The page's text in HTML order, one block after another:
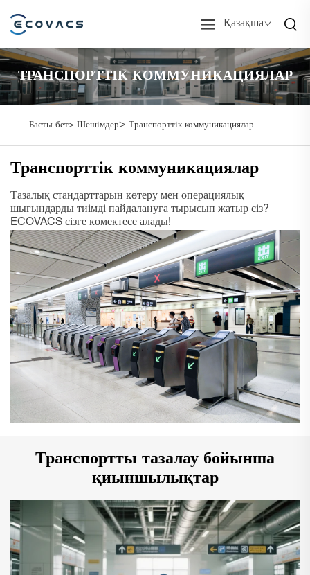
Қазақша
ТРАНСПОРТТІК КОММУНИКАЦИЯЛАР
Басты бет> Шешімдер> Транспорттік коммуникациялар
Транспорттік коммуникациялар
Тазалық стандарттарын көтеру мен операциялық
шығындарды тиімді пайдалануға тырысып жатыр сіз?
ECOVACS сізге көмектесе алады!
Транспортты тазалау бойынша
қиыншылықтар